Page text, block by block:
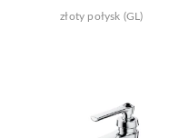
złoty połysk (GL)